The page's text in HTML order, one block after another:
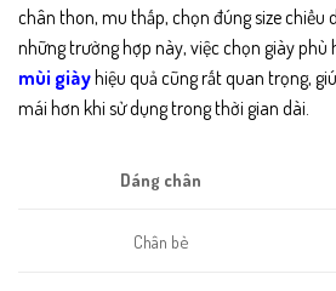
chân thon, mu thấp, chọn đúng size chiều
những trường hợp này, việc chọn giày phù
mùi giàyhiệu quả cũng rất quan trọng,
mái hơn khi sử dụng trong thời gian dài.
Dáng chân
Chân bè